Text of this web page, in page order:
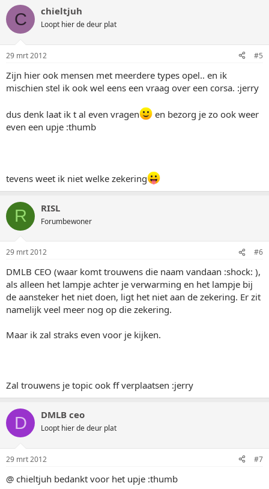
C chieltjuh
Loopt hier de deur plat
29 mrt 2012 #5
Zijn hier ook mensen met meerdere types opel.. en ik
mischien stel ik ook wel eens een vraag over een corsa. :jerry
dus denk laat ik t al even vragen
en bezorg je zo ook weer
even een upje :thumb
tevens weet ik niet welke zekering
R RISL
Forumbewoner
29 mrt 2012 #6
DMLB CEO (waar komt trouwens die naam vandaan :shock: ),
als alleen het lampje achter je verwarming en het lampje bij
de aansteker het niet doen, ligt het niet aan de zekering. Er zit
namelijk veel meer nog op die zekering.
Maar ik zal straks even voor je kijken.
Zal trouwens je topic ook ff verplaatsen :jerry
D DMLB ceo
Loopt hier de deur plat
29 mrt 2012 #7
@ chieltjuh bedankt voor het upje :thumb